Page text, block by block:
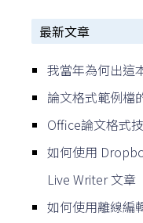
最新文章
我當年為何出這
論文格式範例檔
Office論文格式
如何使用
Live Writer 文章
如何使用離線編